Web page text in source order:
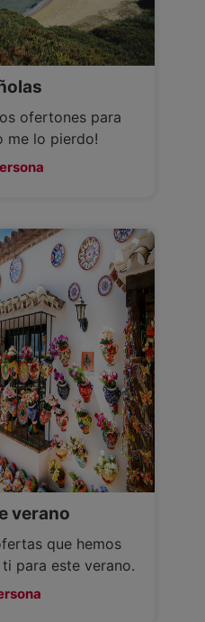
ofertones para
me lo pierdo!
verano
que hemos
para este verano.